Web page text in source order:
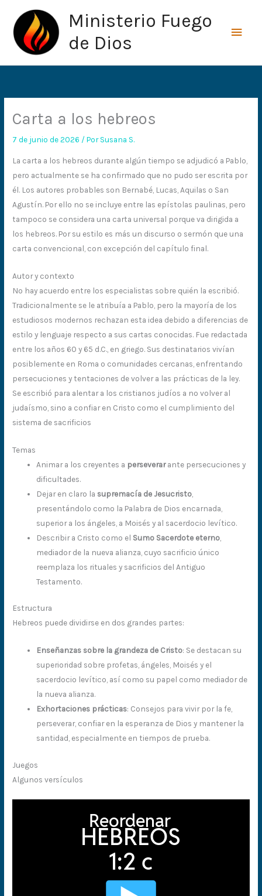
contenido
Ministerio Fuego
de Dios
Carta a los hebreos
7 de junio de 2026 / PorSusana S.
La carta a los hebreos durante algún tiempo se adjudicó a Pablo,
pero actualmente se ha confirmado que no pudo ser escrita por
él. Los autores probables son Bernabé, Lucas, Aquilas o San
Agustín. Por ello no se incluye entre las epístolas paulinas, pero
tampoco se considera una carta universal porque va dirigida a
los hebreos. Por su estilo es más un discurso o sermón que una
carta convencional, con excepción del capítulo final.
Autor y contexto
No hay acuerdo entre los especialistas sobre quién la escribió.
Tradicionalmente se le atribuía a Pablo, pero la mayoría de los
estudiosos modernos rechazan esta idea debido a diferencias de
estilo y lenguaje respecto a sus cartas conocidas. Fue redactada
entre los años 60 y 65 d.C., en griego. Sus destinatarios vivían
posiblemente en Roma o comunidades cercanas, enfrentando
persecuciones y tentaciones de volver a las prácticas de la ley.
Se escribió para alentar a los cristianos judíos a no volver al
judaísmo, sino a confiar en Cristo como el cumplimiento del
sistema de sacrificios
Temas
Animar a los creyentes a perseverarante persecuciones y
dificultades.
Dejar en claro la supremacía de Jesucristo
presentándolo como la Palabra de Dios encarnada,
superior a los ángeles, a Moisés y al sacerdocio levítico.
Describir a Cristo como el Sumo Sacerdote eterno
mediador de la nueva alianza, cuyo sacrificio único
reemplaza los rituales y sacrificios del Antiguo
Testamento.
Estructura
Hebreos puede dividirse en dos grandes partes:
Enseñanzas sobre la grandeza de Cristo: Se destacan su
superioridad sobre profetas, ángeles, Moisés y el
sacerdocio levítico, así como su papel como mediador de
la nueva alianza.
Exhortaciones prácticas: Consejos para vivir por la fe,
perseverar, confiar en la esperanza de Dios y mantener la
santidad, especialmente en tiempos de prueba.
Juegos
Algunos versículos